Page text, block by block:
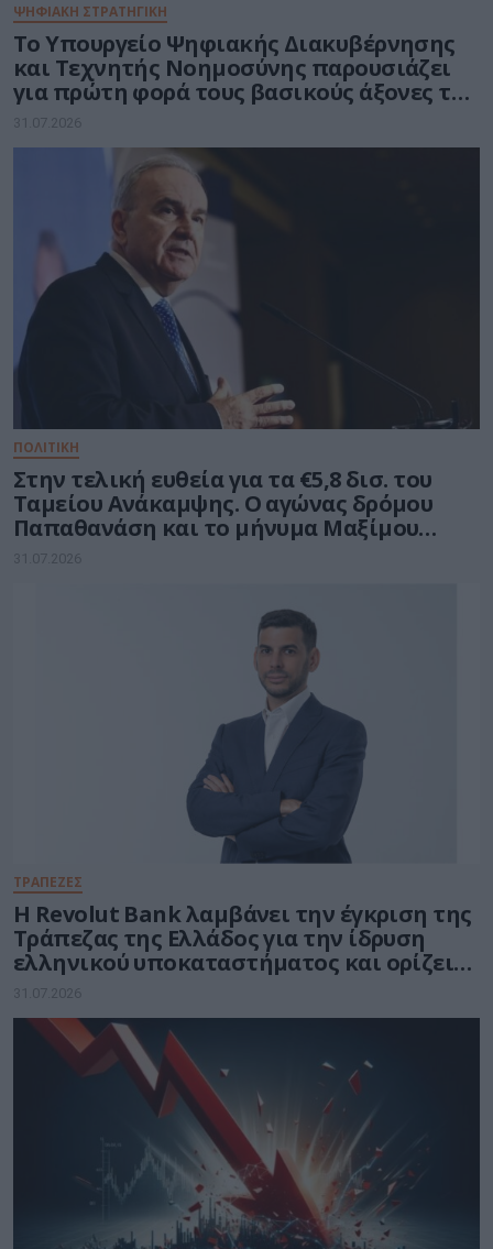
ΨΗΦΙΑΚΗ ΣΤΡΑΤΗΓΙΚΗ
Το Υπουργείο Ψηφιακής Διακυβέρνησης
και Τεχνητής Νοημοσύνης παρουσιάζει
για πρώτη φορά τους βασικούς άξονες του
νέου Εθνικού Διαστημικού Προγράμματος
31.07.2026
ΠΟΛΙΤΙΚΗ
Στην τελική ευθεία για τα €5,8 δισ. του
Ταμείου Ανάκαμψης. Ο αγώνας δρόμου
Παπαθανάση και το μήνυμα Μαξίμου
στους υπουργούς
31.07.2026
ΤΡΑΠΕΖΕΣ
Η Revolut Bank λαμβάνει την έγκριση της
Τράπεζας της Ελλάδος για την ίδρυση
ελληνικού υποκαταστήματος και ορίζει
τον Βασίλη Αμεράνη Γενικό Διευθυντή
31.07.2026